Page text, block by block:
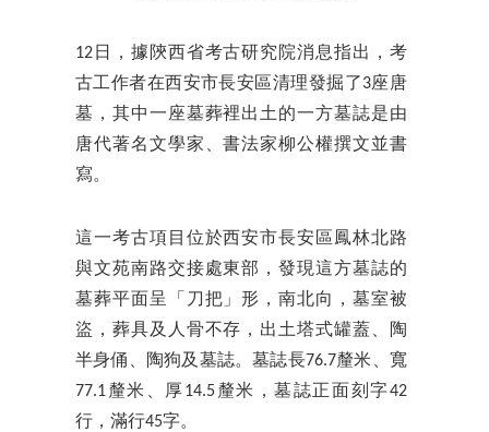
12日，據陝西省考古研究院消息指出，考
古工作者在西安市長安區清理發掘了3座唐
墓，其中一座墓葬裡出土的一方墓誌是由
唐代著名文學家、書法家柳公權撰文並書
寫。
這一考古項目位於西安市長安區鳳林北路
與文苑南路交接處東部，發現這方墓誌的
墓葬平面呈「刀把」形，南北向，墓室被
盜，葬具及人骨不存，出土塔式罐蓋、陶
半身俑、陶狗及墓誌。墓誌長76.7釐米、寬
77.1釐米、厚14.5釐米，墓誌正面刻字42
行，滿行45字。